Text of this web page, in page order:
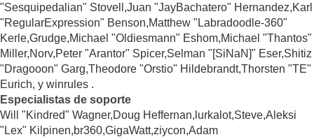
"Sesquipedalian" Stovell,Juan "JayBachatero" Hernandez,Karl
"RegularExpression" Benson,Matthew "Labradoodle-360"
Kerle,Grudge,Michael "Oldiesmann" Eshom,Michael "Thantos"
Miller,Norv,Peter "Arantor" Spicer,Selman "[SiNaN]" Eser,Shitiz
"Dragooon" Garg,Theodore "Orstio" Hildebrandt,Thorsten "TE"
Eurich, y winrules .
Especialistas de soporte
Will "Kindred" Wagner,Doug Heffernan,lurkalot,Steve,Aleksi
"Lex" Kilpinen,br360,GigaWatt,ziycon,Adam